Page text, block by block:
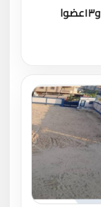
النائب أحمد الشريف نقيبا لمحاميى سوهاج.. و١٣عضوا